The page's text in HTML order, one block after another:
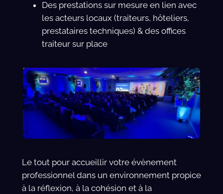
Des prestations sur mesure en lien avec
les acteurs locaux (traiteurs, hôteliers,
prestataires techniques) & des offices
traiteur sur place
Le tout pour accueillir votre évènement
professionnel dans un environnement propice
à la réflexion, à la cohésion et à la